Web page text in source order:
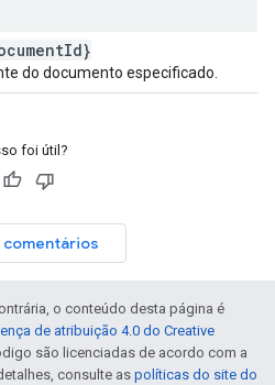
Id}
do documento especificado.
foi útil?
comentários
o conteúdo desta página é
de atribuição 4.0 do Creative
são licenciadas de acordo com a
consulte as políticas do site do